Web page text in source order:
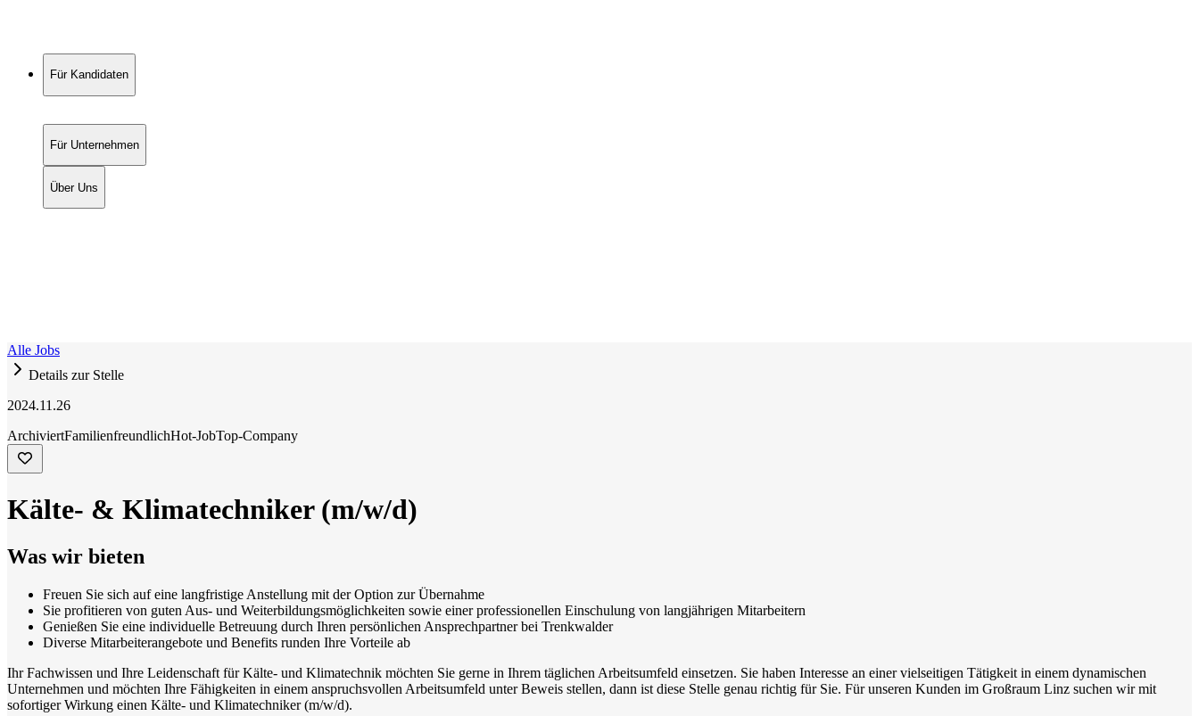
Für Kandidaten
Für Unternehmen
Über Uns
Alle Jobs
Details zur Stelle
2024.11.26
ArchiviertFamilienfreundlichHot-JobTop-Company
Kälte- & Klimatechniker (m/w/d)
Was wir bieten
Freuen Sie sich auf eine langfristige Anstellung mit der Option zur Übernahme
Sie profitieren von guten Aus- und Weiterbildungsmöglichkeiten sowie einer professionellen Einschulung von langjährigen Mitarbeitern
Genießen Sie eine individuelle Betreuung durch Ihren persönlichen Ansprechpartner bei Trenkwalder
Diverse Mitarbeiterangebote und Benefits runden Ihre Vorteile ab
Ihr Fachwissen und Ihre Leidenschaft für Kälte- und Klimatechnik möchten Sie gerne in Ihrem täglichen Arbeitsumfeld einsetzen. Sie haben Interesse an einer vielseitigen Tätigkeit in einem dynamischen
Unternehmen und möchten Ihre Fähigkeiten in einem anspruchsvollen Arbeitsumfeld unter Beweis stellen, dann ist diese Stelle genau richtig für Sie. Für unseren Kunden im Großraum Linz suchen wir mit
sofortiger Wirkung einen Kälte- und Klimatechniker (m/w/d).